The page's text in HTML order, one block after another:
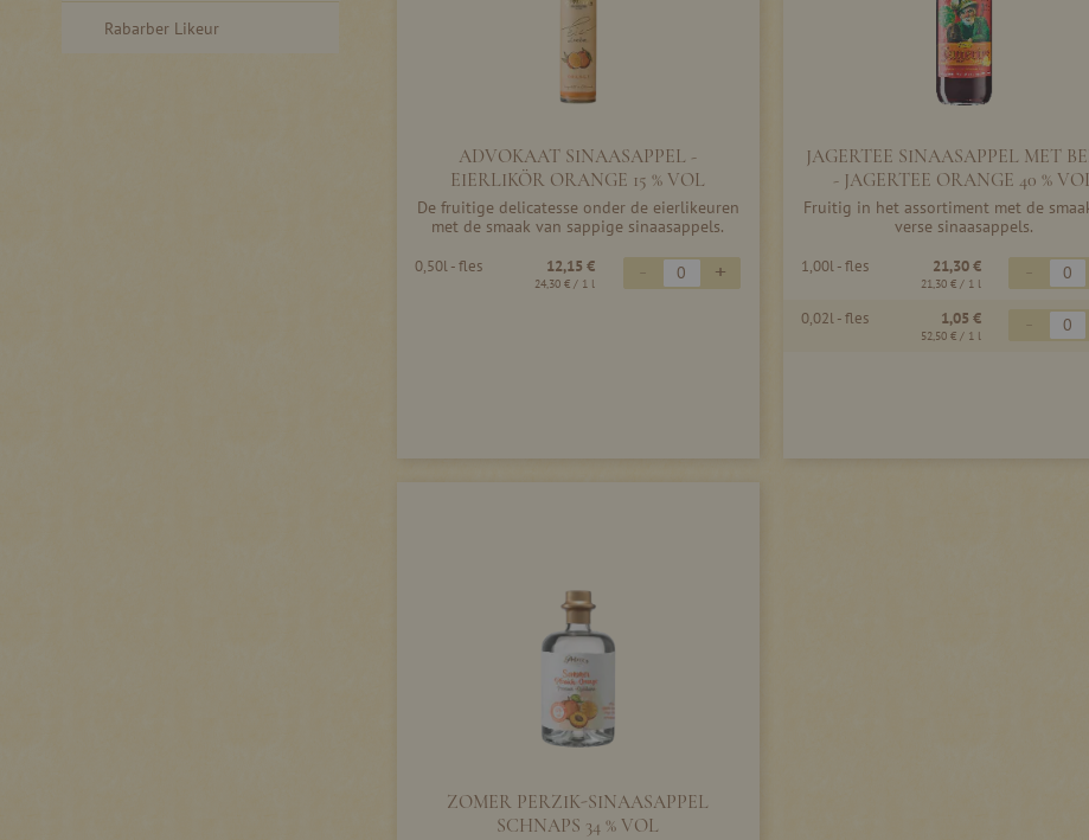
ADVOKAAT SINAASAPPEL -
EIERLIKÖR ORANGE 15 % VOL
De fruitige delicatesse onder de eierlikeuren
met de smaak van sappige sinaasappels.
0,50l - fles 12,15 €
24,30 € / 1 l - +
JAGERTEE SINAASAPPEL MET
- JAGERTEE ORANGE 40 %
Fruitig in het assortiment met de
verse sinaasappels.
1,00l - fles 21,30 €
21,30 €/ 1 l -
0,02l - fles 1,05 €
52,50 €/ 1 l -
ZOMER PERZIK-SINAASAPPEL
SCHNAPS 34 % VOL
Rabarber Likeur